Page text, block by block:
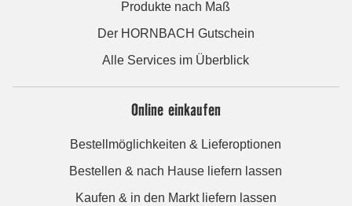
Produkte nach Maß
Der HORNBACH Gutschein
Alle Services im Überblick
Online einkaufen
Bestellmöglichkeiten & Lieferoptionen
Bestellen & nach Hause liefern lassen
Kaufen & in den Markt liefern lassen